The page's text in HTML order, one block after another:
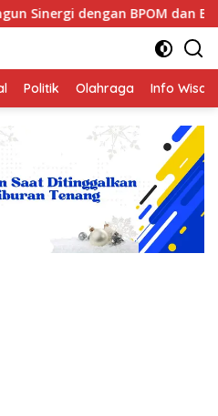
BPOM dan BPK RI
Politik Olahraga Info